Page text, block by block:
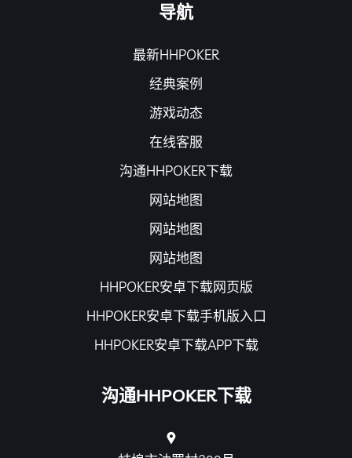
导航
最新HHPOKER
经典案例
游戏动态
在线客服
沟通HHPOKER下载
网站地图
网站地图
网站地图
HHPOKER安卓下载网页版
HHPOKER安卓下载手机版入口
HHPOKER安卓下载APP下载
沟通HHPOKER下载